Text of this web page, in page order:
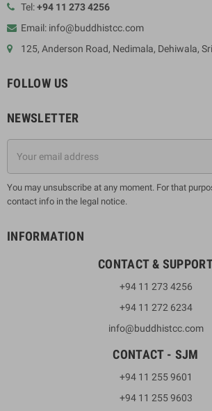
Tel:+94 11 273 4256
Email: info@buddhistcc.com
125, Anderson Road, Nedimala, Dehiwala,
FOLLOW US
NEWSLETTER
You may unsubscribe at any moment. For that
contact info in the legal notice.
INFORMATION
CONTACT &
+94 11 273 4256
+94 11 272 6234
info@buddhistcc.com
CONTACT - SJM
+94 11 255 9601
+94 11 255 9603